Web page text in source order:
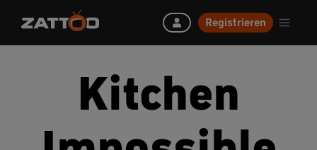
Registrieren
Kitchen